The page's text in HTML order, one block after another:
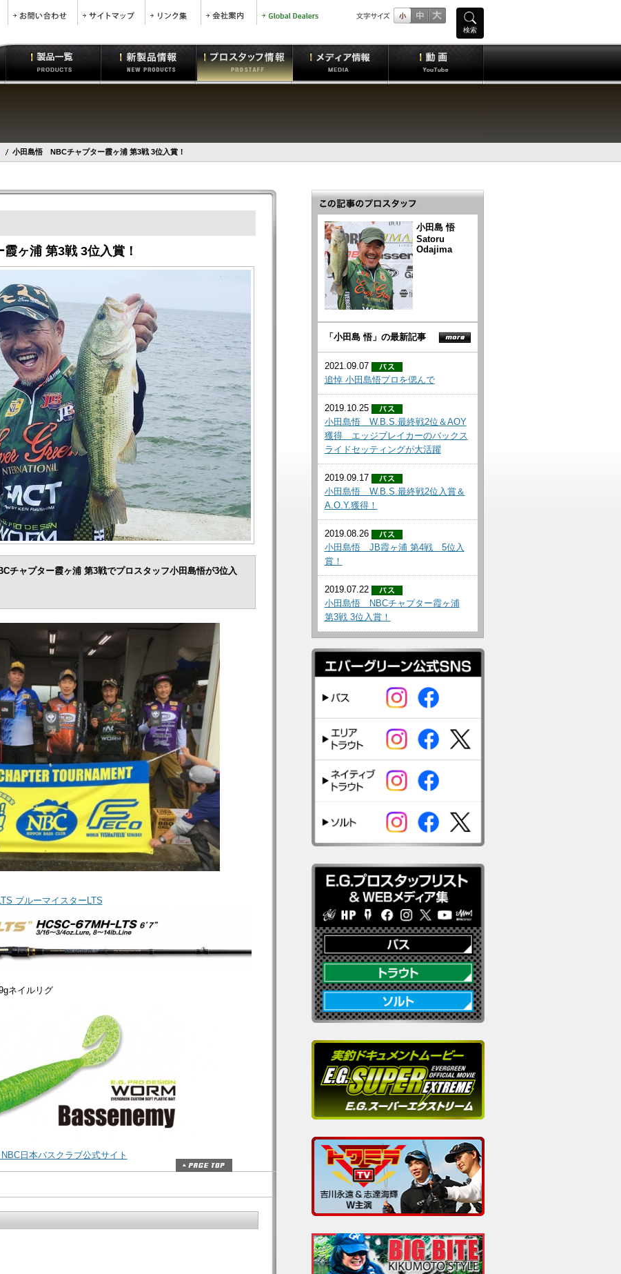
検索
小田島悟 NBCチャプター霞ヶ浦 第3戦 3位入賞！
ヶ浦 第3戦 3位入賞！
チャプター霞ヶ浦 第3戦でプロスタッフ小田島悟が3位入
ブルーマイスターLTS
ネイルリグ
日本バスクラブ公式サイト
小田島 悟
Satoru
Odajima
「小田島 悟」の最新記事
2021.09.07
追悼 小田島悟プロを偲んで
2019.10.25
小田島悟 W.B.S.最終戦2位＆AOY
獲得 エッジブレイカーのバックス
ライドセッティングが大活躍
2019.09.17
小田島悟 W.B.S.最終戦2位入賞＆
A.O.Y.獲得！
2019.08.26
小田島悟 JB霞ヶ浦 第4戦 5位入
賞！
2019.07.22
小田島悟 NBCチャプター霞ヶ浦
第3戦 3位入賞！